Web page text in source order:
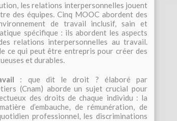
les relations interpersonnelles jouent
des équipes. Cinq MOOC abordent des
de travail inclusif, sain et
spécifique : ils abordent les aspects
relations interpersonnelles au travail.
ce qui peut être entrepris pour créer des
et durables.
: que dit le droit ? élaboré par
(Cnam) aborde un sujet crucial pour
des droits de chaque individu : la
d’embauche, de rémunération, de
professionnel, les discriminations